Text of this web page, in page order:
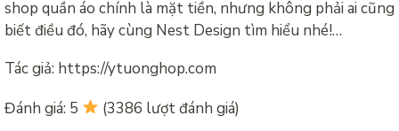
shop quần áo chính là mặt tiền, nhưng không phải ai cũng
biết điều đó, hãy cùng Nest Design tìm hiểu nhé!…
Tác giả: https://ytuonghop.com
Đánh giá: 5
(3386 lượt đánh giá)